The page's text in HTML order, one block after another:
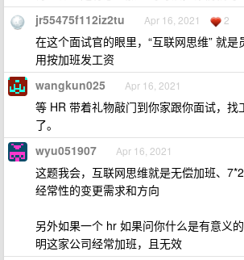
jr55475f112iz2tu Apr 16, 2021 2
在这个面试官的眼里，“互联网思维” 就
用按加班发工资
wangkun025 Apr 16, 2021
等 HR 带着礼物敲门到你家跟你面试，找
了。
wyu051907 Apr 16, 2021
这题我会，互联网思维就是无偿加班、
经常性的变更需求和方向
另外如果一个 hr 如果问你什么是有意义
明这家公司经常加班，且无效